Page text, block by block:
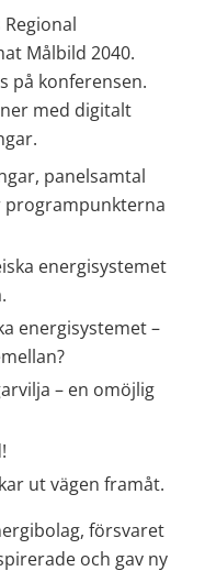
Målbild 2040.
på konferensen.
med digitalt
panelsamtal
programpunkterna
energisystemet
energisystemet –
– en omöjlig
ut vägen framåt.
försvaret
och gav ny